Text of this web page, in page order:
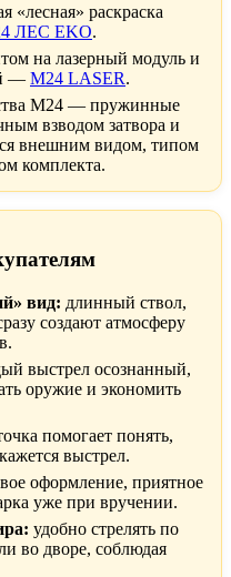
«лесная» раскраска
ЛЕС EKO.
на лазерный модуль и
— M24 LASER.
M24 — пружинные
взводом затвора и
внешним видом, типом
комплекта.
вид: длинный ствол,
создают атмосферу
выстрел осознанный,
оружие и экономить
помогает понять,
выстрел.
оформление, приятное
уже при вручении.
удобно стрелять по
во дворе, соблюдая